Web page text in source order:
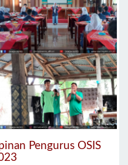
Pengurus OSIS